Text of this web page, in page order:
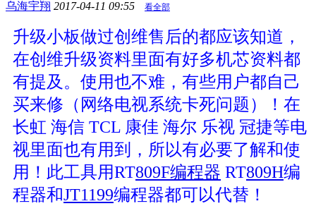
乌海宇翔 2017-04-11 09:55 看全部
升级小板做过创维售后的都应该知道，
在创维升级资料里面有好多机芯资料都
有提及。使用也不难，有些用户都自己
买来修（网络电视系统卡死问题）！在
长虹 海信 TCL 康佳 海尔 乐视 冠捷等电
视里面也有用到，所以有必要了解和使
用！此工具用RT809F编程器 RT809H编
程器和JT1199编程器都可以代替！